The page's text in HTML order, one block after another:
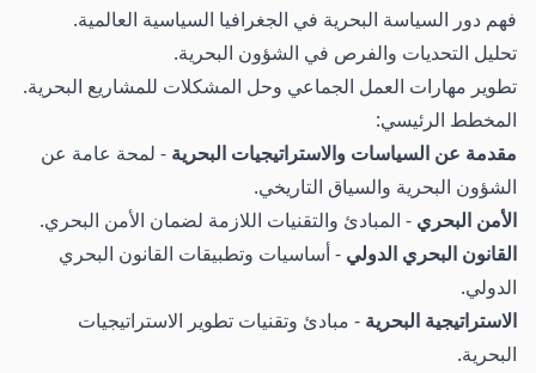
فهم دور السياسة البحرية في الجغرافيا السياسية العالمية.
تحليل التحديات والفرص في الشؤون البحرية.
تطوير مهارات العمل الجماعي وحل المشكلات للمشاريع البحرية.
المخطط الرئيسي:
مقدمة عن السياسات والاستراتيجيات البحرية - لمحة عامة عن
الشؤون البحرية والسياق التاريخي.
الأمن البحري - المبادئ والتقنيات اللازمة لضمان الأمن البحري.
القانون البحري الدولي - أساسيات وتطبيقات القانون البحري
الدولي.
الاستراتيجية البحرية - مبادئ وتقنيات تطوير الاستراتيجيات
البحرية.